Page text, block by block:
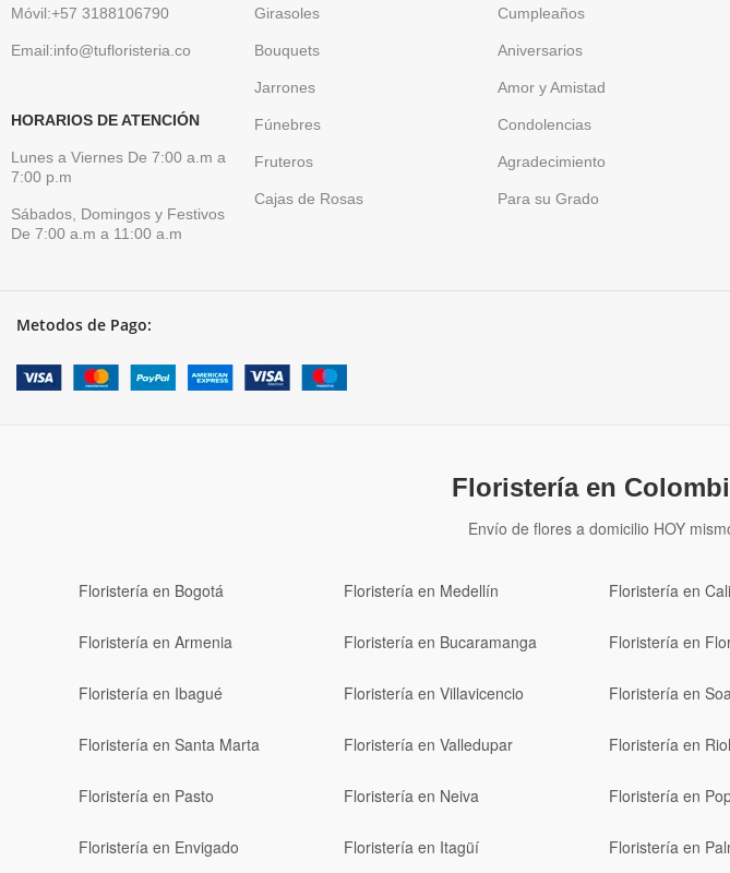
Móvil:+57 3188106790
Email:info@tufloristeria.co
HORARIOS DE ATENCIÓN
Lunes a Viernes De 7:00 a.m a
7:00 p.m
Sábados, Domingos y Festivos
De 7:00 a.m a 11:00 a.m
Girasoles
Bouquets
Jarrones
Fúnebres
Fruteros
Cajas de Rosas
Cumpleaños
Aniversarios
Amor y Amistad
Condolencias
Agradecimiento
Para su Grado
Metodos de Pago:
Floristería en
Envío de flores a domicilio HOY
Floristería en Bogotá Floristería en Medellín Floristería en Cali
Floristería en Armenia Floristería en Bucaramanga Floristería en
Floristería en Ibagué Floristería en Villavicencio Floristería en
Floristería en Santa Marta Floristería en Valledupar Floristería en
Floristería en Pasto Floristería en Neiva Floristería en
Floristería en Envigado Floristería en Itagüí Floristería en